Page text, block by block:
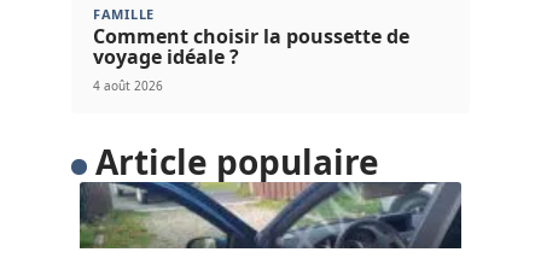
FAMILLE
Comment choisir la poussette de
voyage idéale ?
4 août 2026
Article populaire